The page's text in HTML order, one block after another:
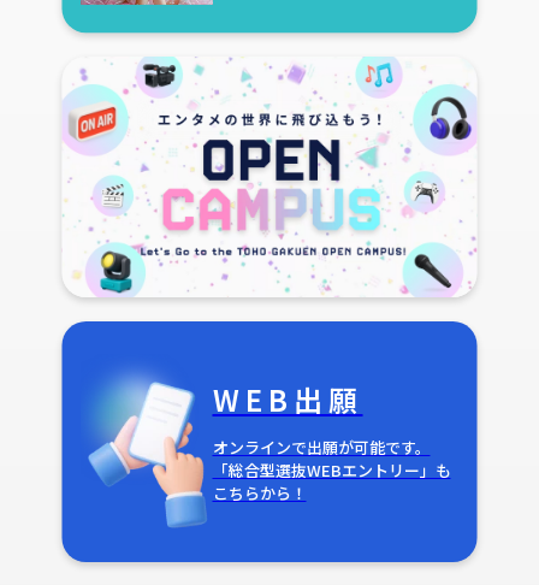
WEB出願
オンラインで出願が可能です。
「総合型選抜WEBエントリー」も
こちらから！